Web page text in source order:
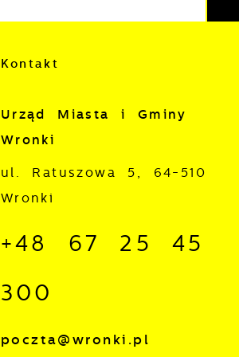
Kontakt
Urząd Miasta i Gminy
Wronki
ul. Ratuszowa 5, 64-510
Wronki
+48 67 25 45
300
poczta@wronki.pl